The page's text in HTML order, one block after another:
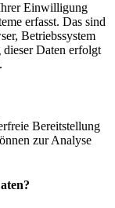
Einwilligung
erfasst. Das sind
Betriebssystem
Daten erfolgt
Bereitstellung
zur Analyse